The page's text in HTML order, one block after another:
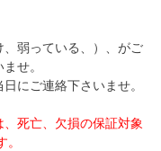
弱っている、）、がご
せ。
にご連絡下さいませ。
死亡、欠損の保証対象